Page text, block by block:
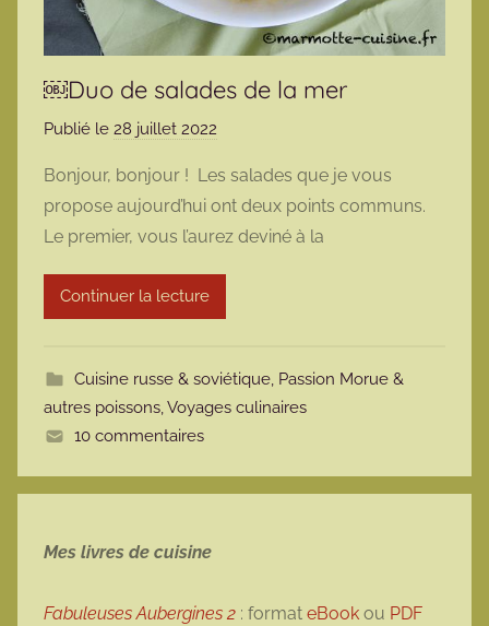
￼Duo de salades de la mer
Publié le 28 juillet 2022
r
m
a
r
t
e
Bonjour, bonjour ! Les salades que je vous
propose aujourd’hui ont deux points communs.
Le premier, vous l’aurez deviné à la
Continuer la lecture
Cuisine russe & soviétique, Passion Morue &
autres poissons,Voyages culinaires
10 commentaires
Mes livres de cuisine
Fabuleuses Aubergines 2 : format eBook ou PDF